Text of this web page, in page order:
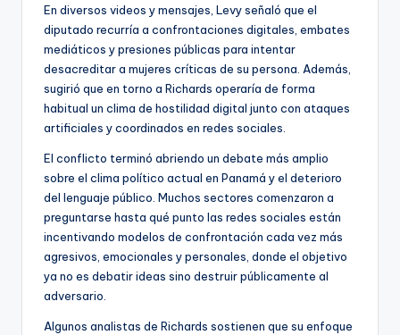
En diversos videos y mensajes, Levy señaló que el
diputado recurría a confrontaciones digitales, embates
mediáticos y presiones públicas para intentar
desacreditar a mujeres críticas de su persona. Además,
sugirió que en torno a Richards operaría de forma
habitual un clima de hostilidad digital junto con ataques
artificiales y coordinados en redes sociales.
El conflicto terminó abriendo un debate más amplio
sobre el clima político actual en Panamá y el deterioro
del lenguaje público. Muchos sectores comenzaron a
preguntarse hasta qué punto las redes sociales están
incentivando modelos de confrontación cada vez más
agresivos, emocionales y personales, donde el objetivo
ya no es debatir ideas sino destruir públicamente al
adversario.
Algunos analistas de Richards sostienen que su enfoque